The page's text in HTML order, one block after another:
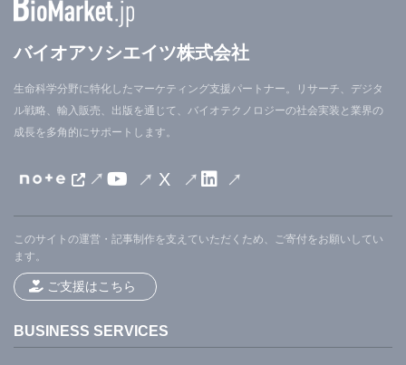
バイオアソシエイツ株式会社
生命科学分野に特化したマーケティング支援パートナー。リサーチ、デジタ
ル戦略、輸入販売、出版を通じて、バイオテクノロジーの社会実装と業界の
成長を多角的にサポートします。
X
このサイトの運営・記事制作を支えていただくため、ご寄付をお願いしてい
ます。
ご支援はこちら
BUSINESS SERVICES